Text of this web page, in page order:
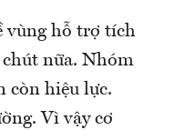
vùng hỗ trợ tích
nữa. Nhóm
còn hiệu lực.
Vì vậy cơ